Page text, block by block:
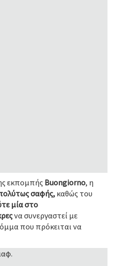
εκπομπής Buongiorno, η
σαφής, καθώς του
μία στο
να συνεργαστεί με
που πρόκειται να